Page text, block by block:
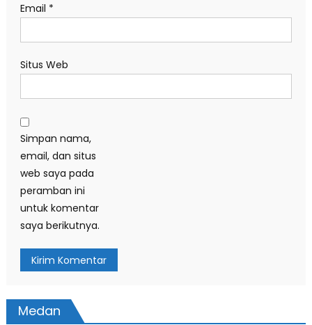
Email *
Situs Web
Simpan nama,
email, dan situs
web saya pada
peramban ini
untuk komentar
saya berikutnya.
Medan